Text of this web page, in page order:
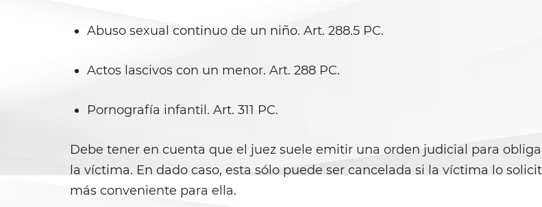
Abuso sexual continuo de un niño. Art. 288.5 PC.
Actos lascivos con un menor. Art. 288 PC.
Pornografía infantil. Art. 311 PC.
Debe tener en cuenta que el juez suele emitir una orden judicial para
la víctima. En dado caso, esta sólo puede ser cancelada si la víctima lo
más conveniente para ella.